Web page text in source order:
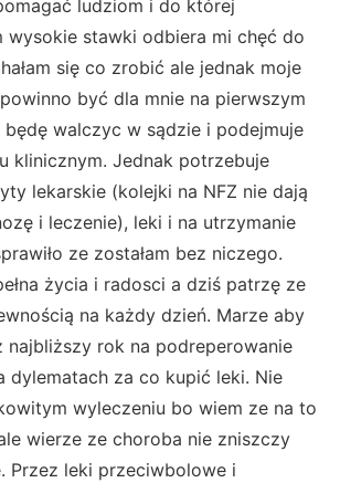
ludziom i do której
wysokie stawki odbiera mi chęć do
się co zrobić ale jednak moje
być dla mnie na pierwszym
walczyc w sądzie i podejmuje
klinicznym. Jednak potrzebuje
lekarskie (kolejki na NFZ nie dają
i leczenie), leki i na utrzymanie
ze zostałam bez niczego.
życia i radosci a dziś patrzę ze
na każdy dzień. Marze aby
najbliższy rok na podreperowanie
dylematach za co kupić leki. Nie
wyleczeniu bo wiem ze na to
wierze ze choroba nie zniszczy
Przez leki przeciwbolowe i